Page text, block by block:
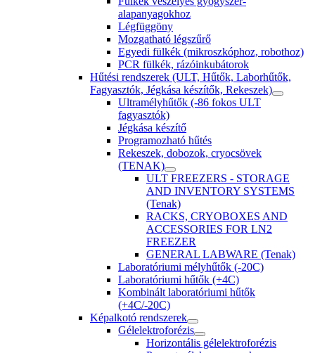
alapanyagokhoz
Légfüggöny
Mozgatható légszűrő
Egyedi fülkék (mikroszkóphoz, robothoz)
PCR fülkék, rázóinkubátorok
Hűtési rendszerek (ULT, Hűtők, Laborhűtők,
Fagyasztók, Jégkása készítők, Rekeszek)
Ultramélyhűtők (-86 fokos ULT
fagyasztók)
Jégkása készítő
Programozható hűtés
Rekeszek, dobozok, cryocsövek
(TENAK)
ULT FREEZERS - STORAGE
AND INVENTORY SYSTEMS
(Tenak)
RACKS, CRYOBOXES AND
ACCESSORIES FOR LN2
FREEZER
GENERAL LABWARE (Tenak)
Laboratóriumi mélyhűtők (-20C)
Laboratóriumi hűtők (+4C)
Kombinált laboratóriumi hűtők
(+4C/-20C)
Képalkotó rendszerek
Gélelektroforézis
Horizontális gélelektroforézis